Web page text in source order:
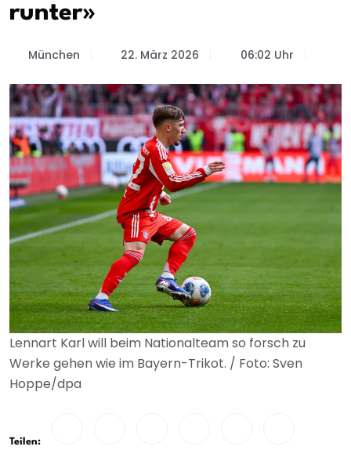
runter»
München 22. März 2026 06:02 Uhr
Lennart Karl will beim Nationalteam so forsch zu
Werke gehen wie im Bayern-Trikot. / Foto: Sven
Hoppe/dpa
Teilen: